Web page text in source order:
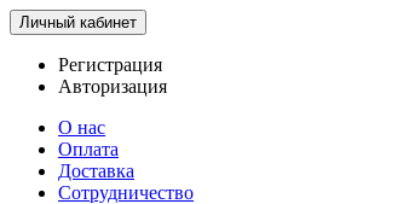
Личный кабинет
Регистрация
Авторизация
О нас
Оплата
Доставка
Сотрудничество